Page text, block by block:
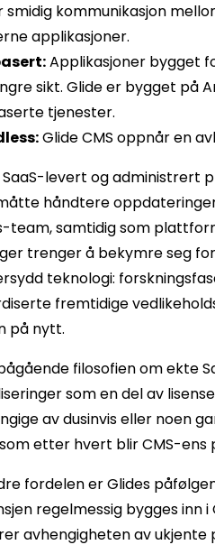
smidig kommunikasjon
applikasjoner.
Applikasjoner bygget
sikt. Glide er bygget på
tjenester.
Glide CMS oppnår en
SaaS-levert og administrert
håndtere
team, samtidig som
trenger å bekymre seg
teknologi:
fremtidige
på nytt.
filosofien om ekte
som en del av
av dusinvis eller noen
etter hvert blir CMS-
fordelen er Glides
regelmessig bygges inn
avhengigheten av